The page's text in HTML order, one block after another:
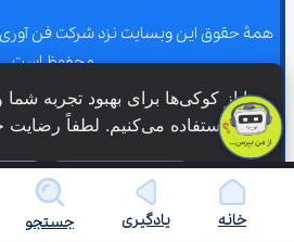
همۀ حقوق این وبسایت نزد شرکت فن
محفوظ است.
همۀ حقوق این وبسایت نزد شرکت فن آوری
محفوظ است.
خانه یادگیری جستجو
ما از کوکی‌ها برای بهبود
استفاده می‌کنیم. لطفاً رضایت خود را اعلام کنید.
فقط ضروری